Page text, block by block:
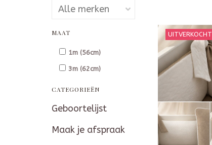
MAAT
1m (56cm)
3m (62cm)
CATEGORIEËN
Geboortelijst
Maak je afspraak
UITVERKOCHT